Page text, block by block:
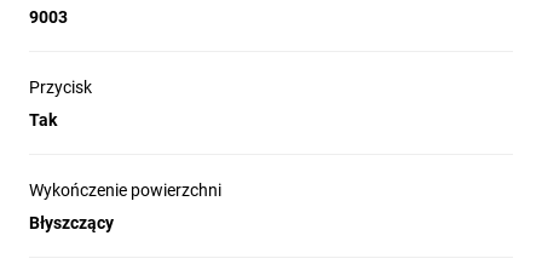
9003
Przycisk
Tak
Wykończenie powierzchni
Błyszczący